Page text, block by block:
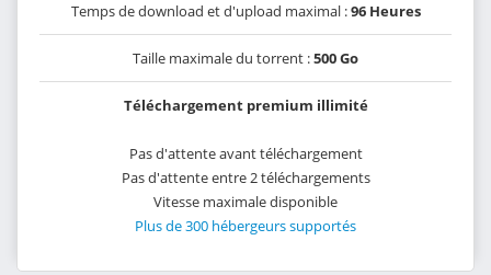
Temps de download et d'upload maximal :96 Heures
Taille maximale du torrent :500 Go
Téléchargement premium illimité
Pas d'attente avant téléchargement
Pas d'attente entre 2 téléchargements
Vitesse maximale disponible
Plus de 300 hébergeurs supportés